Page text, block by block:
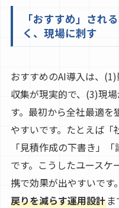
「おすすめ」され
く、現場に刺す
おすすめのAI導入は、
収集が現実的で、(3)現
す。最初から全社最適を
やすいです。たとえば「
「見積作成の下書き」
です。こうしたユースケ
携で効果が出やすいです
戻りを減らす運用設計ま